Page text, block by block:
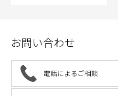
お問い合わせ
電話によるご相談